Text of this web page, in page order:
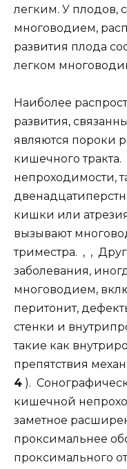
легким. У плодов,
многоводием,
развития плода
легком
Наиболее
развития,
являются пороки
кишечного
непроходимости,
кишки или
вызывают
триместра. , ,
заболевания,
многоводием,
перитонит,
стенки и
такие как
препятствия
4 ).
кишечной
заметное
проксимальнее
проксимального